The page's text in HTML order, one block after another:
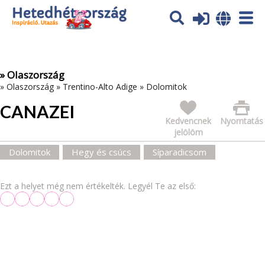
Az oldal sütiket (cookies) használ. További tájékoztatás itt:
Adatvédelmi tájékoztató
» Olaszország
» Olaszország » Trentino-Alto Adige » Dolomitok
CANAZEI Nyomtatás
Kedvencnek
jelölöm
Dolomitok Hegy és csúcs Síparadicsom
Ezt a helyet még nem értékelték. Legyél Te az első: